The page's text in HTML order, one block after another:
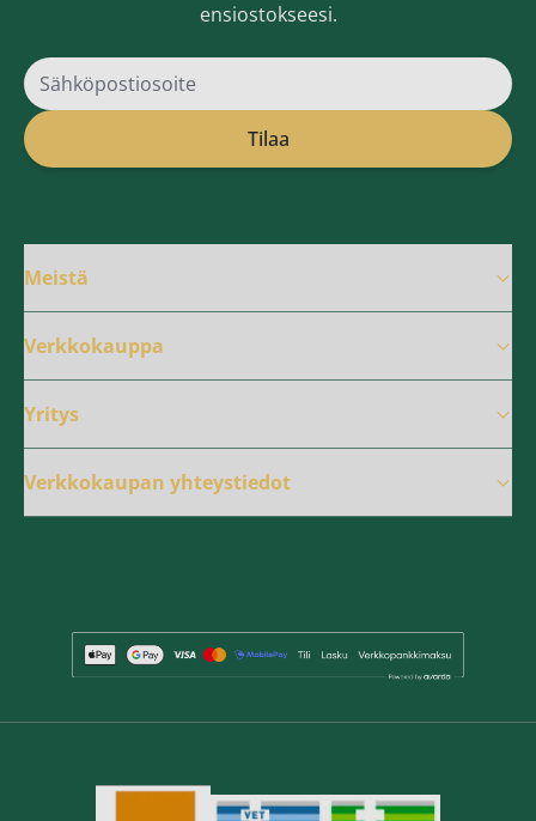
ensiostokseesi.
Sähköpostiosoite
Tilaa
Meistä
Verkkokauppa
Yritys
Verkkokaupan yhteystiedot